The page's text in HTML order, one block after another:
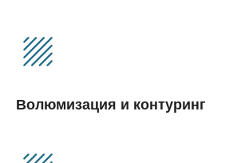
Волюмизация и контуринг